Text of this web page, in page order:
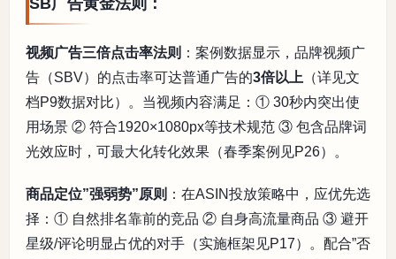
SB广告黄金法则：
视频广告三倍点击率法则 ：案例数据显示，品牌视频广
告（SBV）的点击率可达普通广告的3倍以上 （详见文
档P9数据对比）。当视频内容满足：① 30秒内突出使
用场景 ② 符合1920×1080px等技术规范 ③ 包含品牌词
光效应时，可最大化转化效果（春季案例见P26）。
商品定位”强弱势”原则 ：在ASIN投放策略中，应优先选
择：① 自然排名靠前的竞品 ② 自身高流量商品 ③ 避开
星级/评论明显占优的对手（实施框架见P17）。配合”否